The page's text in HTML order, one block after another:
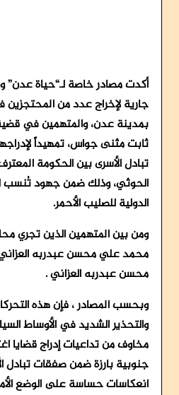
أكدت مصادر خاصة لـ“حياة عدن”
جارية لإخراج عدد من
بمدينة عدن، والمتهمين في قضية
ثابت مثنى جواس، تمهيداً
تبادل الأسرى بين الحكومة
الحوثي، وذلك ضمن جهود تُنسب
الدولية للصليب الأحمر.
ومن بين المتهمين الذين تجري
محمد علي محسن عبدربه
محسن عبدربه العزاني.
وبحسب المصادر ، فإن هذه
والتحذير الشديد في الأوساط
مخاوف من تداعيات إدراج قضايا
جنوبية بارزة ضمن صفقات تبادل
انعكاسات حساسة على الوضع